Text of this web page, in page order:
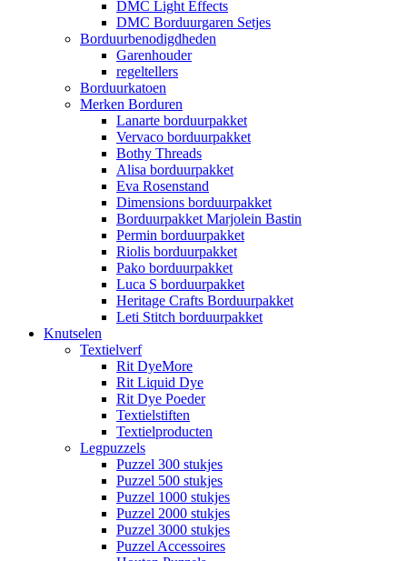
DMC Light Effects
DMC Borduurgaren Setjes
Borduurbenodigdheden
Garenhouder
regeltellers
Borduurkatoen
Merken Borduren
Lanarte borduurpakket
Vervaco borduurpakket
Bothy Threads
Alisa borduurpakket
Eva Rosenstand
Dimensions borduurpakket
Borduurpakket Marjolein Bastin
Permin borduurpakket
Riolis borduurpakket
Pako borduurpakket
Luca S borduurpakket
Heritage Crafts Borduurpakket
Leti Stitch borduurpakket
Knutselen
Textielverf
Rit DyeMore
Rit Liquid Dye
Rit Dye Poeder
Textielstiften
Textielproducten
Legpuzzels
Puzzel 300 stukjes
Puzzel 500 stukjes
Puzzel 1000 stukjes
Puzzel 2000 stukjes
Puzzel 3000 stukjes
Puzzel Accessoires